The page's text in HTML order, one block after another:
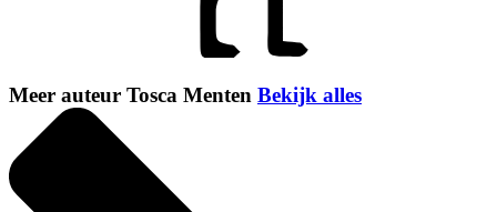
Meer auteur Tosca Menten Bekijk alles